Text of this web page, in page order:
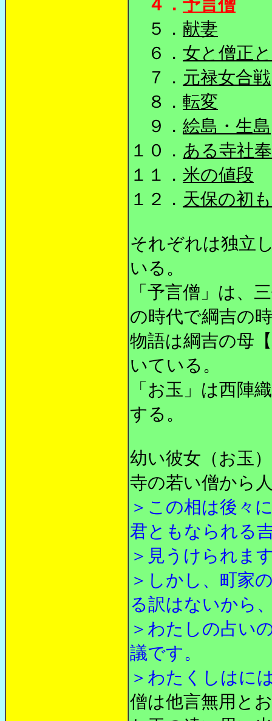
４． 予言僧
５． 献妻
６． 女と僧正
７． 元禄女合戦
８． 転変
９． 絵島・生島
１０． ある寺社
１１． 米の値段
１２． 天保の初
それぞれは独立
いる。
「予言僧」は、
の時代で綱吉の
物語は綱吉の母
いている。
「お玉」は西陣
する。
幼い彼女（お玉
寺の若い僧から
＞この相は後々
君ともなられる
＞見うけられま
＞しかし、町家
る訳はないから
＞わたしの占い
議です。
＞わたくしはに
僧は他言無用と